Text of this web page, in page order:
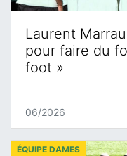
Laurent
pour faire du
foot »
06/2026
ÉQUIPE DAMES